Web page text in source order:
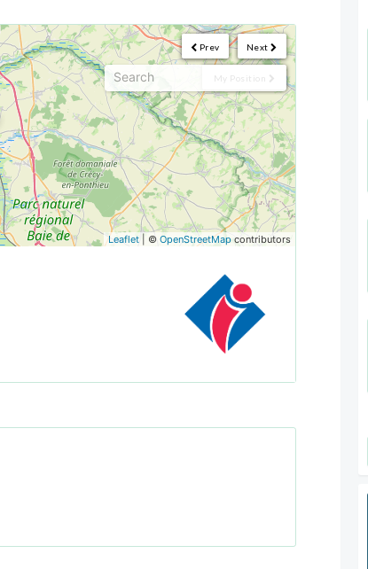
Next
Prev
My Position
Leaflet| © OpenStreetMapcontributors